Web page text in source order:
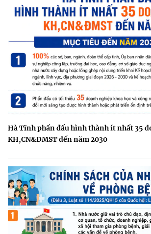
Hà Tĩnh phấn đấu hình thành ít nhất 35
KH,CN&ĐMST đến năm 2030